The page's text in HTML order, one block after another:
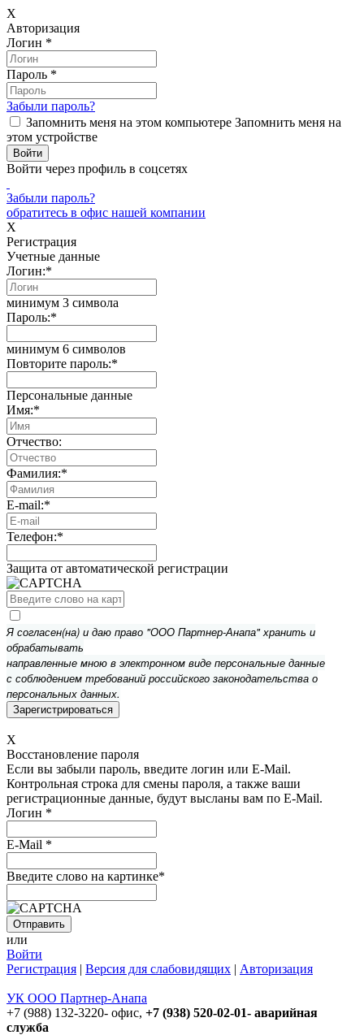
X
Авторизация
Логин *
Пароль *
Забыли пароль?
Запомнить меня на этом компьютере Запомнить меня на
этом устройстве
Войти через профиль в соцсетях
Забыли пароль?
обратитесь в офис нашей компании
X
Регистрация
Учетные данные
Логин:*
минимум 3 символа
Пароль:*
минимум 6 символов
Повторите пароль:*
Персональные данные
Имя:*
Отчество:
Фамилия:*
E-mail:*
Телефон:*
Защита от автоматической регистрации
Я согласен(на) и даю право "ООО Партнер-Анапа" хранить и
обрабатывать
направленные мною в электронном виде персональные данные
с соблюдением требований российского законодательства о
персональных данных.
X
Восстановление пароля
Если вы забыли пароль, введите логин или E-Mail.
Контрольная строка для смены пароля, а также ваши
регистрационные данные, будут высланы вам по E-Mail.
Логин *
E-Mail *
Введите слово на картинке*
или
Войти
Регистрация | Версия для слабовидящих | Авторизация
УК ООО Партнер-Анапа
+7 (988) 132-3220- офис, +7 (938) 520-02-01- аварийная
служба